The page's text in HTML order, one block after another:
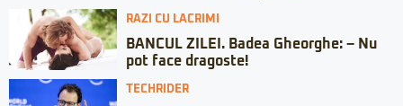
RAZI CU LACRIMI
BANCUL ZILEI. Badea Gheorghe: – Nu
pot face dragoste!
TECHRIDER